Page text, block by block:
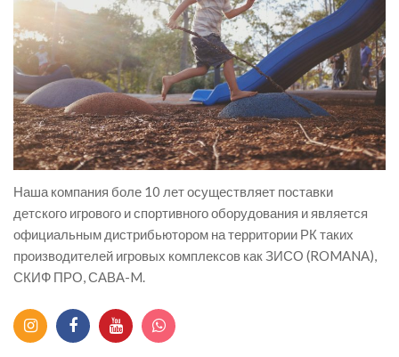
Наша компания боле 10 лет осуществляет поставки
детского игрового и спортивного оборудования и является
официальным дистрибьютором на территории РК таких
производителей игровых комплексов как ЗИСО (ROMANA),
СКИФ ПРО, САВА-M.